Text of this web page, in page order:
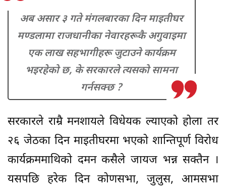
अब असार ३ गते मंगलबारका दिन माइतीघर
मण्डलामा राजधानीका नेवारहरूकै अगुवाइमा
एक लाख सहभागीहरू जुटाउने कार्यक्रम
भइरहेको छ, के सरकारले त्यसको सामना
गर्नसक्छ ?
सरकारले राम्रै मनशायले विधेयक ल्याएको होला तर
२६ जेठका दिन माइतीघरमा भएको शान्तिपूर्ण विरोध
कार्यक्रममाथिको दमन कसैले जायज भन्न सक्तैन ।
यसपछि हरेक दिन कोणसभा, जुलुस, आमसभा